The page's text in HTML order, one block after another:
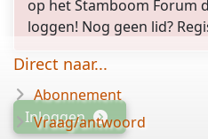
op het Stamboom Forum
loggen! Nog geen lid?
Inloggen
Direct naar...
Abonnement
Vraag/antwoord